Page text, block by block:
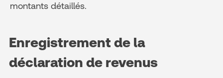
montants détaillés.
Enregistrement de la
déclaration de revenus